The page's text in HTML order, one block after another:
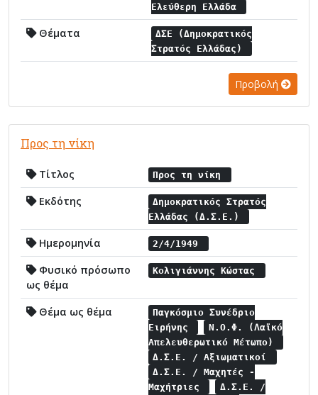
Ελεύθερη Ελλάδα
Θέματα
ΔΣΕ (Δημοκρατικός
Στρατός Ελλάδας)
Προβολή
Προς τη νίκη
Τίτλος Προς τη νίκη
Εκδότης
Δημοκρατικός Στρατός
Ελλάδας (Δ.Σ.Ε.)
Ημερομηνία 2/4/1949
Φυσικό πρόσωπο
ως θέμα
Κολιγιάννης Κώστας
Θέμα ως θέμα
Παγκόσμιο Συνέδριο
Ειρήνης
Ν.Ο.Φ. (Λαϊκό
Απελευθερωτικό Μέτωπο)
Δ.Σ.Ε. / Αξιωματικοί
Δ.Σ.Ε. / Μαχητές -
Μαχήτριες
Δ.Σ.Ε. /